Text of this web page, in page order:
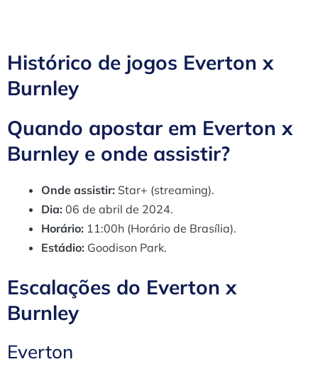
Histórico de jogos Everton x
Burnley
Quando apostar em Everton x
Burnley e onde assistir?
Onde assistir: Star+ (streaming).
Dia: 06 de abril de 2024.
Horário: 11:00h (Horário de Brasília).
Estádio: Goodison Park.
Escalações do Everton x
Burnley
Everton